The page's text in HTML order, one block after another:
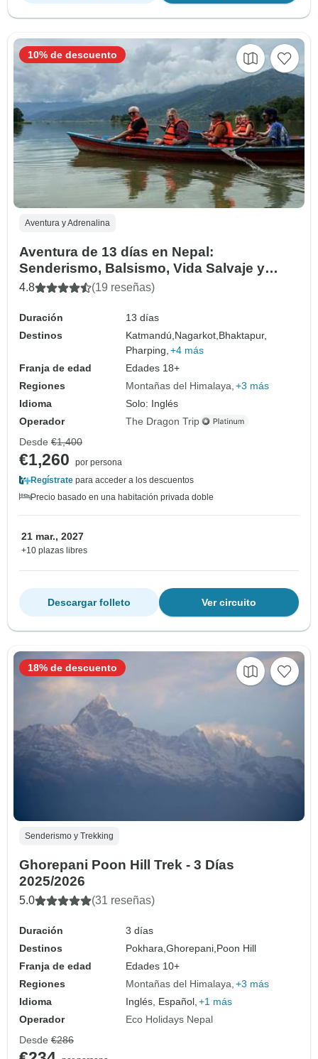
Aventura y Adrenalina
Aventura de 13 días en Nepal:
Senderismo, Balsismo, Vida Salvaje y
Cultura en el Himalaya
4.8 (19 reseñas)
Duración
13 días
Destinos
Katmandú, Nagarkot, Bhaktapur,
Pharping, +4 más
Franja de edad
Edades 18+
Regiones
Montañas del Himalaya +3 más
Idioma
Solo: Inglés
Operador
The Dragon Trip
10% de descuento
Desde €1,400
€1,260
por persona
Regístrate para acceder a los descuentos
Precio basado en una habitación privada doble
21 mar., 2027
+10 plazas libres
Ver circuito
Descargar folleto
Senderismo y Trekking
Ghorepani Poon Hill Trek - 3 Días
2025/2026
5.0 (31 reseñas)
Duración
3 días
Destinos
Pokhara,Ghorepani, Poon Hill
Franja de edad
Edades 10+
Regiones
Montañas del Himalaya +3 más
Idioma
Inglés, Español, +1 más
Operador
Eco Holidays Nepal
18% de descuento
Desde €286